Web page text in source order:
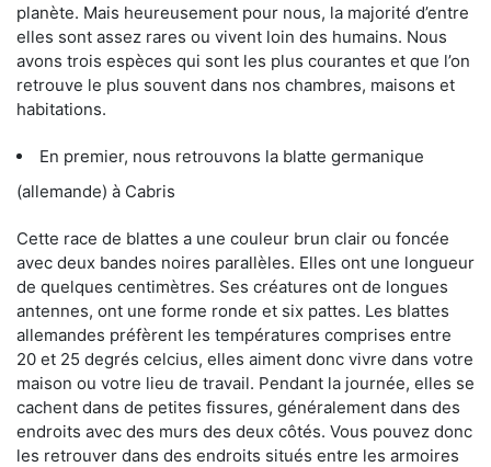
planète. Mais heureusement pour nous, la majorité d’entre
elles sont assez rares ou vivent loin des humains. Nous
avons trois espèces qui sont les plus courantes et que l’on
retrouve le plus souvent dans nos chambres, maisons et
habitations.
En premier, nous retrouvons la blatte germanique
(allemande) à Cabris
Cette race de blattes a une couleur brun clair ou foncée
avec deux bandes noires parallèles. Elles ont une longueur
de quelques centimètres. Ses créatures ont de longues
antennes, ont une forme ronde et six pattes. Les blattes
allemandes préfèrent les températures comprises entre
20 et 25 degrés celcius, elles aiment donc vivre dans votre
maison ou votre lieu de travail. Pendant la journée, elles se
cachent dans de petites fissures, généralement dans des
endroits avec des murs des deux côtés. Vous pouvez donc
les retrouver dans des endroits situés entre les armoires